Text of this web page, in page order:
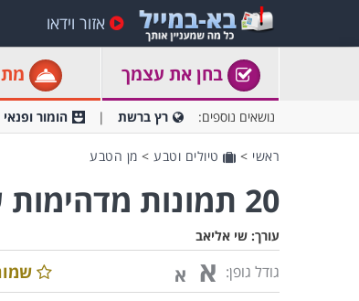
אזור וידאו
בחן את עצמך
נושאים נוספים: רץ ברשת הומור ופנאי
ראשי > טיולים וטבע > מן הטבע
20 תמונות מדהימות של שלג
עורך: שי אליאב
גודל גופן: א א